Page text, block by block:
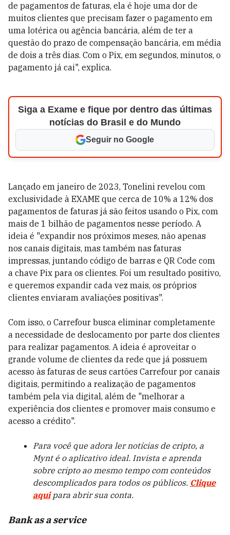
de pagamentos de faturas, ela é hoje uma dor de
muitos clientes que precisam fazer o pagamento em
uma lotérica ou agência bancária, além de ter a
questão do prazo de compensação bancária, em média
de dois a três dias. Com o Pix, em segundos, minutos, o
pagamento já cai", explica.
Siga a Exame e fique por dentro das últimas
notícias do Brasil e do Mundo
Seguir no Google
Lançado em janeiro de 2023, Tonelini revelou com
exclusividade à EXAME que cerca de 10% a 12% dos
pagamentos de faturas já são feitos usando o Pix, com
mais de 1 bilhão de pagamentos nesse período. A
ideia é "expandir nos próximos meses, não apenas
nos canais digitais, mas também nas faturas
impressas, juntando código de barras e QR Code com
a chave Pix para os clientes. Foi um resultado positivo,
e queremos expandir cada vez mais, os próprios
clientes enviaram avaliações positivas".
Com isso, o Carrefour busca eliminar completamente
a necessidade de deslocamento por parte dos clientes
para realizar pagamentos. A ideia é aproveitar o
grande volume de clientes da rede que já possuem
acesso às faturas de seus cartões Carrefour por canais
digitais, permitindo a realização de pagamentos
também pela via digital, além de "melhorar a
experiência dos clientes e promover mais consumo e
acesso a crédito".
Para você que adora ler notícias de cripto, a
Mynt é o aplicativo ideal. Invista e aprenda
sobre cripto ao mesmo tempo com conteúdos
descomplicados para todos os públicos. Clique
aquipara abrir sua conta.
Bank as a service